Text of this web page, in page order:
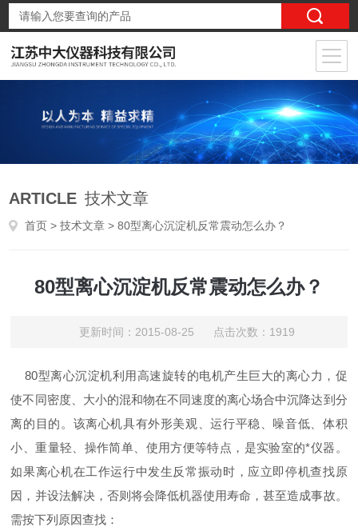
ARTICLE 技术文章
首页 >技术文章 > 80型离心沉淀机反常震动怎么办？
80型离心沉淀机反常震动怎么办？
更新时间：2015-08-25 点击次数：1919
80型离心沉淀机利用高速旋转的电机产生巨大的离心力，促
使不同密度、大小的混和物在不同速度的离心场合中沉降达到分
离的目的。该离心机具有外形美观、运行平稳、噪音低、体积
小、重量轻、操作简单、使用方便等特点，是实验室的*仪器。
如果离心机在工作运行中发生反常振动时，应立即停机查找原
因，并设法解决，否则将会降低机器使用寿命，甚至造成事故。
需按下列原因查找：